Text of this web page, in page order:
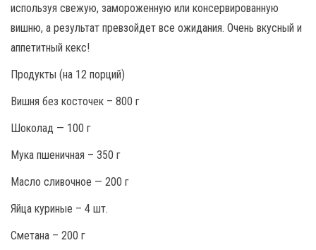
используя свежую, замороженную или консервированную
вишню, а результат превзойдет все ожидания. Очень вкусный и
аппетитный кекс!
Продукты (на 12 порций)
Вишня без косточек – 800 г
Шоколад — 100 г
Мука пшеничная – 350 г
Масло сливочное — 200 г
Яйца куриные – 4 шт.
Сметана – 200 г